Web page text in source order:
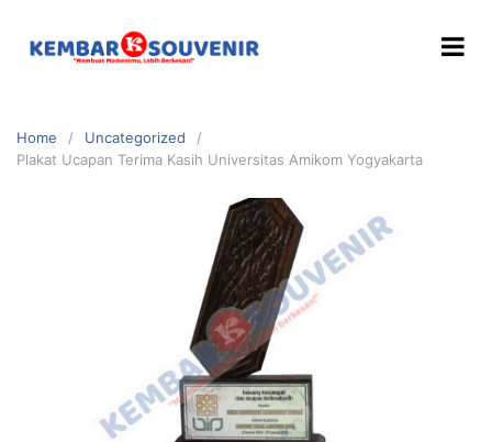
Home
Uncategorized
Plakat Ucapan Terima Kasih Universitas Amikom Yogyakarta